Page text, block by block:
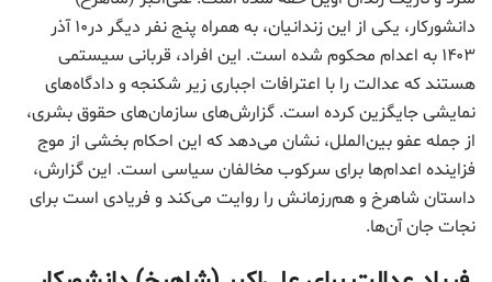
دانشورکار، یکی از این زندانیان، به همراه پنج نفر دیگر در۱۰ آذر
۱۴۰۳ به اعدام محکوم شده است. این افراد، قربانی سیستمی
هستند که عدالت را با اعترافات اجباری زیر شکنجه و دادگاه‌های
نمایشی جایگزین کرده است. گزارش‌های سازمان‌های حقوق بشری،
از جمله عفو بین‌الملل، نشان می‌دهد که این احکام بخشی از موج
فزاینده اعدام‌ها برای سرکوب مخالفان سیاسی است. این گزارش،
داستان شاهرخ و هم‌رزمانش را روایت می‌کند و فریادی است برای
نجات جان آن‌ها.